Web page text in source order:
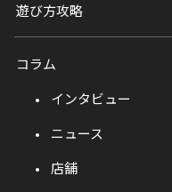
遊び方攻略
コラム
インタビュー
ニュース
店舗